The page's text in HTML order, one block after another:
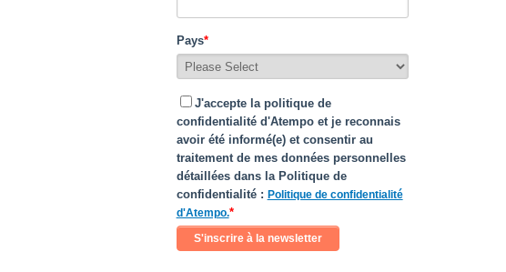
Pays*
J'accepte la politique de
confidentialité d'Atempo et je reconnais
avoir été informé(e) et consentir au
traitement de mes données personnelles
détaillées dans la Politique de
confidentialité : Politique de confidentialité
d'Atempo.*